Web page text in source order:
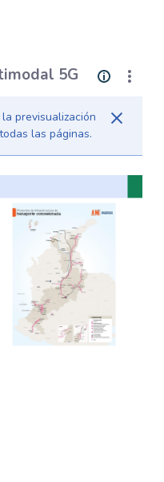
5G
previsualización
las páginas.